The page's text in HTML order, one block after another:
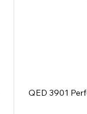
QED 3901